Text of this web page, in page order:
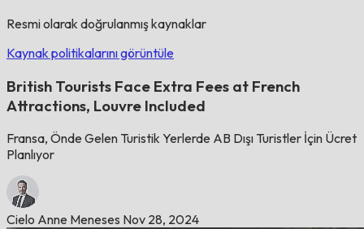
Resmi olarak doğrulanmış kaynaklar
Kaynak politikalarını görüntüle
British Tourists Face Extra Fees at French
Attractions, Louvre Included
Fransa, Önde Gelen Turistik Yerlerde AB Dışı Turistler İçin Ücret
Planlıyor
Cielo Anne Meneses Nov 28, 2024